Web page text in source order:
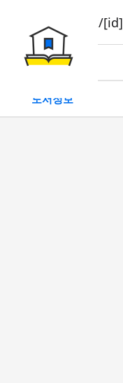
book/rent/[id]
대여
도서정보